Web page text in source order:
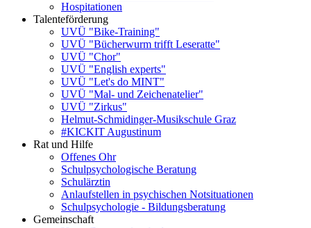
Hospitationen
Talenteförderung
UVÜ "Bike-Training"
UVÜ "Bücherwurm trifft Leseratte"
UVÜ "Chor"
UVÜ "English experts"
UVÜ "Let's do MINT"
UVÜ "Mal- und Zeichenatelier"
UVÜ "Zirkus"
Helmut-Schmidinger-Musikschule Graz
#KICKIT Augustinum
Rat und Hilfe
Offenes Ohr
Schulpsychologische Beratung
Schulärztin
Anlaufstellen in psychischen Notsituationen
Schulpsychologie - Bildungsberatung
Gemeinschaft